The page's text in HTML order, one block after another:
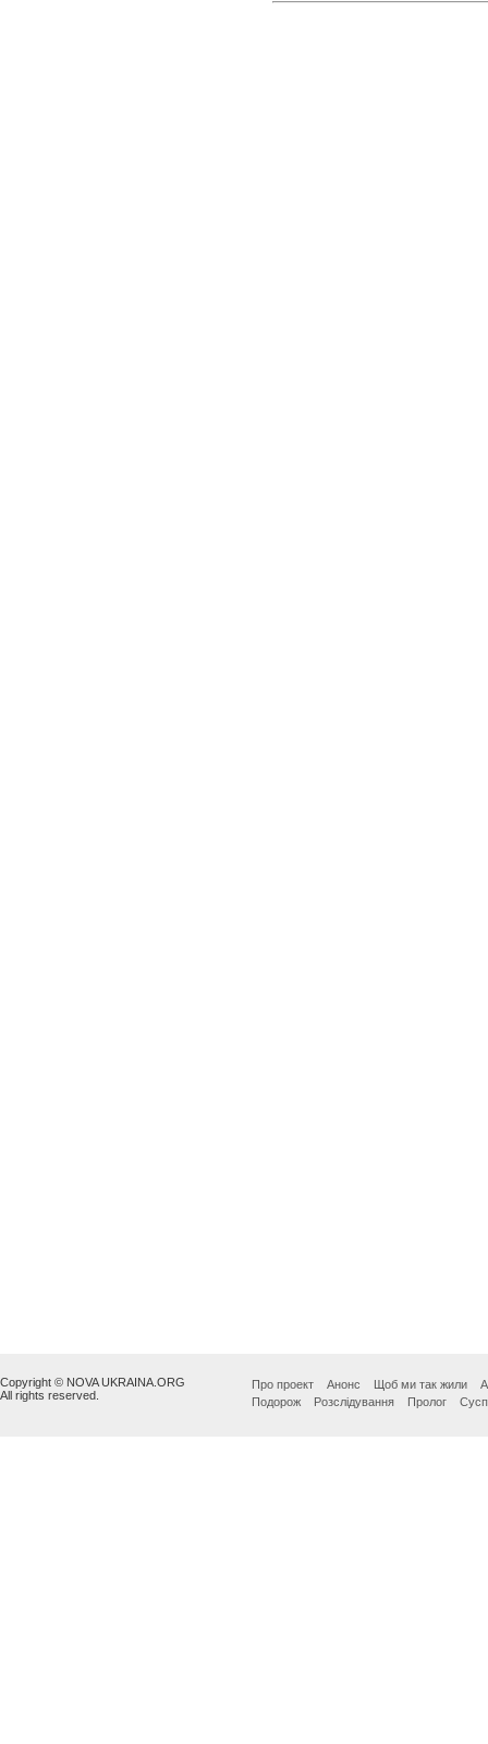
Copyright © NOVA UKRAINA.ORG
All rights reserved.
Про проект Анонс Щоб ми так жили
Подорож
Розслідування Пролог